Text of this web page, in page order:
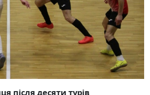
після десяти турів